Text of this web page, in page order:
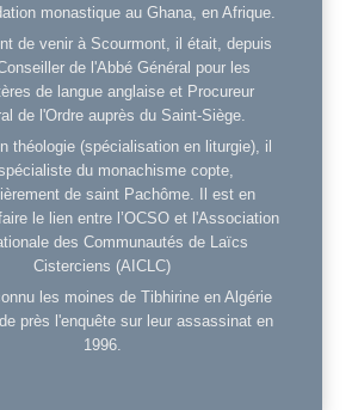
monastique au Ghana, en Afrique.
de venir à Scourmont, il était, depuis
de l'Abbé Général pour les
de langue anglaise et Procureur
de l'Ordre auprès du Saint-Siège.
théologie (spécialisation en liturgie), il
du monachisme copte,
de saint Pachôme. Il est en
le lien entre l’OCSO et l'Association
des Communautés de Laïcs
Cisterciens (AICLC)
les moines de Tibhirine en Algérie
près l'enquête sur leur assassinat en
1996.